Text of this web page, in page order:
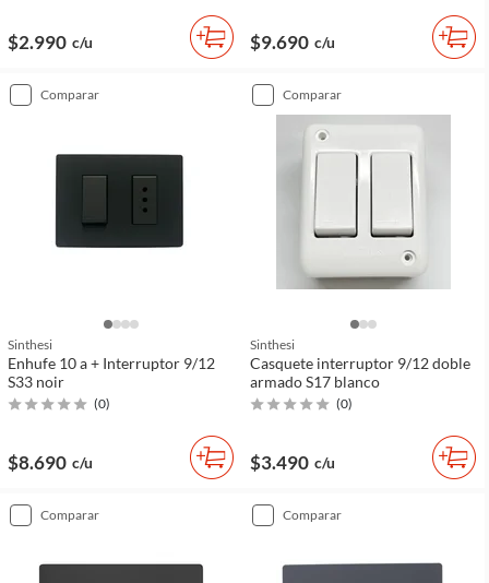
$2.990 c/u $9.690 c/u
comparar
Sinthesi
Enhufe 10 a + Interruptor 9/12
S33 noir
(0)
$8.690 c/u
comparar
Sinthesi
Casquete interruptor 9/12 doble
armado S17 blanco
(0)
$3.490 c/u
comparar comparar